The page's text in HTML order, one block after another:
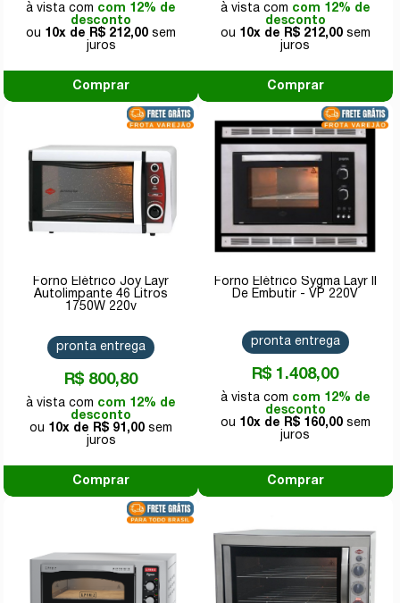
com 12% de
desconto
10x de
R$ 212,00
Comprar
com 12% de
desconto
10x de
R$ 212,00
Comprar
Forno Elétrico Joy Layr
Autolimpante 46 Litros
1750W 220v
R$ 800,80
com 12% de
desconto
10x de
R$ 91,00
pronta entrega
Comprar
Forno Elétrico Sygma Layr II
De Embutir - VP 220V
R$ 1.408,00
com 12% de
desconto
10x de
R$ 160,00
pronta entrega
Comprar